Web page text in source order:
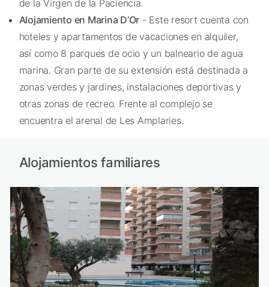
de la Virgen de la Paciencia.
Alojamiento en Marina D’Or - Este resort cuenta con
hoteles y apartamentos de vacaciones en alquiler,
así como 8 parques de ocio y un balneario de agua
marina. Gran parte de su extensión está destinada a
zonas verdes y jardines, instalaciones deportivas y
otras zonas de recreo. Frente al complejo se
encuentra el arenal de Les Amplaries.
Alojamientos familiares